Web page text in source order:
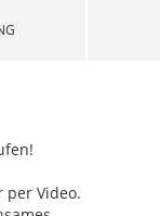
per Video.